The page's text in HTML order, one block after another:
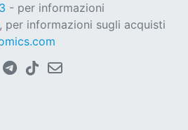
- per informazioni
, per informazioni sugli acquisti